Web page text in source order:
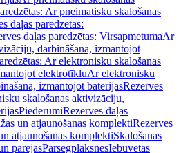
Ar pneimatisku skalošanas
daļas paredzētas:
daļas paredzētas: VirsapmetumaAr
darbināšana, izmantojot
Ar elektronisku skalošanas
elektrotīkluAr elektronisku
izmantojot baterijasRezerves
skalošanas aktivizāciju,
PiederumiRezerves daļas
un atjaunošanas komplektiRezerves
atjaunošanas komplektiSkalošanas
pārejasPārsegplāksnesIebūvētas